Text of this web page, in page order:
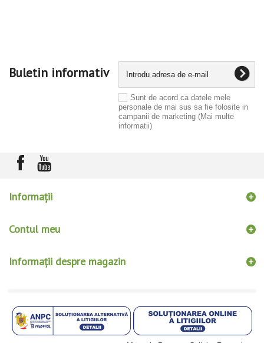
Buletin informativ
Sunt de acord ca datele mele
personale de mai sus sa fie folosite in
campanii de marketing (Mai multe
informatii)
Informaţii
Contul meu
Informații despre magazin